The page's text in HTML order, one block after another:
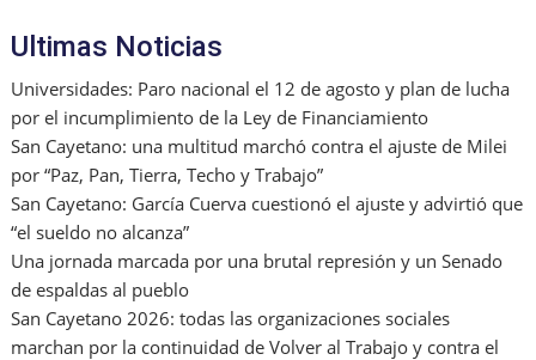
Ultimas Noticias
Universidades: Paro nacional el 12 de agosto y plan de lucha
por el incumplimiento de la Ley de Financiamiento
San Cayetano: una multitud marchó contra el ajuste de Milei
por “Paz, Pan, Tierra, Techo y Trabajo”
San Cayetano: García Cuerva cuestionó el ajuste y advirtió que
“el sueldo no alcanza”
Una jornada marcada por una brutal represión y un Senado
de espaldas al pueblo
San Cayetano 2026: todas las organizaciones sociales
marchan por la continuidad de Volver al Trabajo y contra el